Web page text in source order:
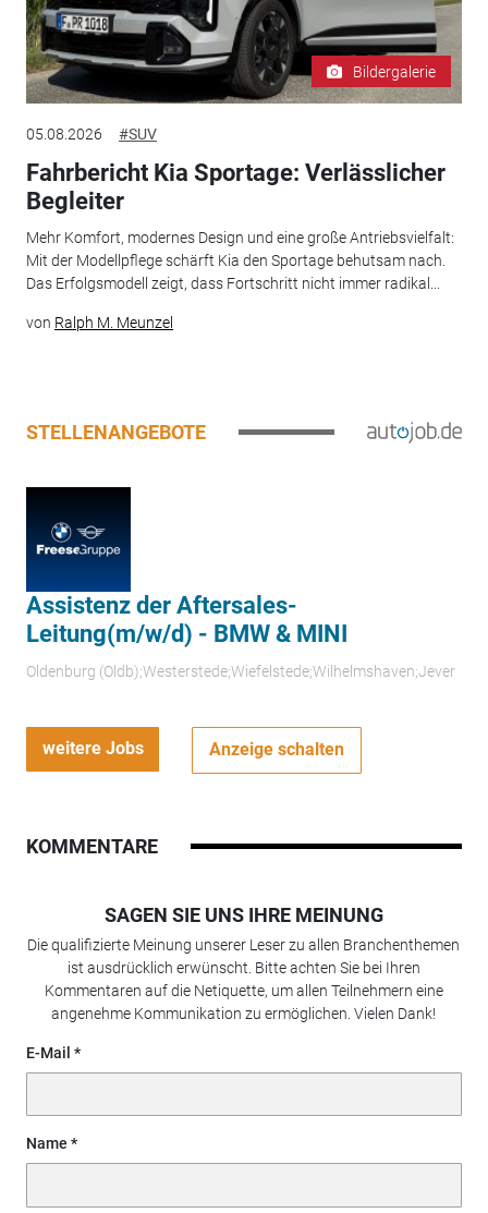
Bildergalerie
05.08.2026 #SUV
Fahrbericht Kia Sportage: Verlässlicher
Begleiter
Mehr Komfort, modernes Design und eine große Antriebsvielfalt:
Mit der Modellpflege schärft Kia den Sportage behutsam nach.
Das Erfolgsmodell zeigt, dass Fortschritt nicht immer radikal...
von Ralph M. Meunzel
STELLENANGEBOTE
Assistenz der Aftersales-
Leitung(m/w/d) - BMW & MINI
Oldenburg (Oldb);Westerstede;Wiefelstede;Wilhelmshaven;Jever
weitere Jobs Anzeige schalten
KOMMENTARE
SAGEN SIE UNS IHRE MEINUNG
Die qualifizierte Meinung unserer Leser zu allen Branchenthemen
ist ausdrücklich erwünscht. Bitte achten Sie bei Ihren
Kommentaren auf die Netiquette, um allen Teilnehmern eine
angenehme Kommunikation zu ermöglichen. Vielen Dank!
E-Mail
Name